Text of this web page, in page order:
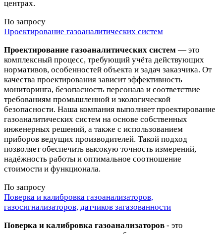
центрах.
По запросу
Проектирование газоаналитических систем
Проектирование газоаналитических систем — это
комплексный процесс, требующий учёта действующих
нормативов, особенностей объекта и задач заказчика. От
качества проектирования зависит эффективность
мониторинга, безопасность персонала и соответствие
требованиям промышленной и экологической
безопасности. Наша компания выполняет проектирование
газоаналитических систем на основе собственных
инженерных решений, а также с использованием
приборов ведущих производителей. Такой подход
позволяет обеспечить высокую точность измерений,
надёжность работы и оптимальное соотношение
стоимости и функционала.
По запросу
Поверка и калибровка газоанализаторов,
газосигнализаторов, датчиков загазованности
Поверка и калибровка газоанализаторов - это